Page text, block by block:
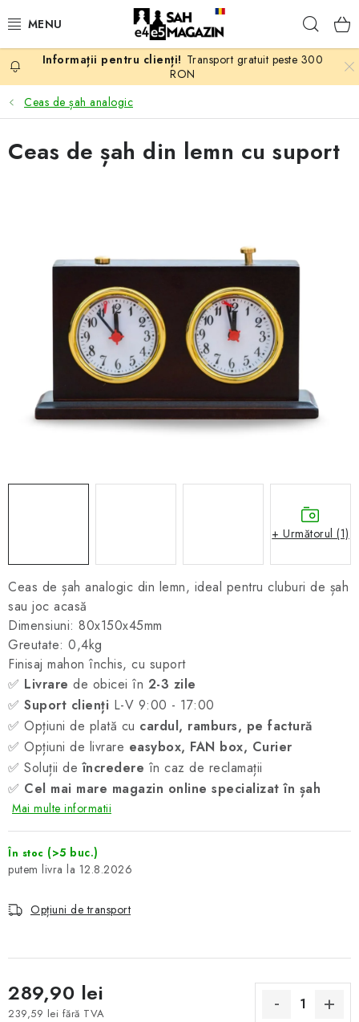
PROMOTII
ȘAH
PIESE DE ȘAH
ANTICARIAT
ȘAH ONLINE
MERCH ȘAH
Transport gratuit peste 300
RON
Ceas de șah analogic
Ceas de șah analogic din lemn, ideal pentru cluburi de șah
sau joc acasă
Dimensiuni: 80x150x45mm
Greutate: 0,4kg
Finisaj mahon închis, cu suport
✅ Livrare de obicei în 2-3 zile
✅ Suport clienți L-V 9:00 - 17:00
✅ Opțiuni de plată cu cardul, ramburs, pe factură
✅ Opțiuni de livrare easybox, FAN box, Curier
✅ Soluții deîncredere în caz de reclamații
✅ Cel mai mare magazin online specializat în șah
Mai multe informatii
În stoc (>5 buc.)
12.8.2026
Opțiuni de transport
289,90 lei
239,59 lei fără TVA
Ceas de șah din lemn cu suport
+ Următorul (1)